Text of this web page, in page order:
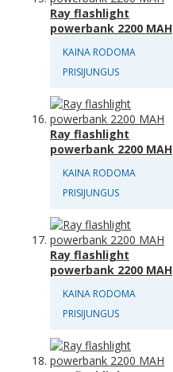
Ray flashlight
powerbank 2200 MAH
KAINA RODOMA
PRISIJUNGUS
Ray flashlight
powerbank 2200 MAH
KAINA RODOMA
PRISIJUNGUS
Ray flashlight
powerbank 2200 MAH
KAINA RODOMA
PRISIJUNGUS